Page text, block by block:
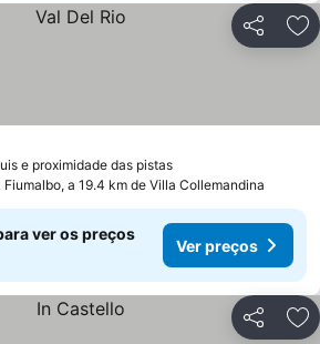
Partilhar
e proximidade das pistas
Fiumalbo, a 19.4 km de Villa Collemandina
ver os preços
Ver preços
Partilhar